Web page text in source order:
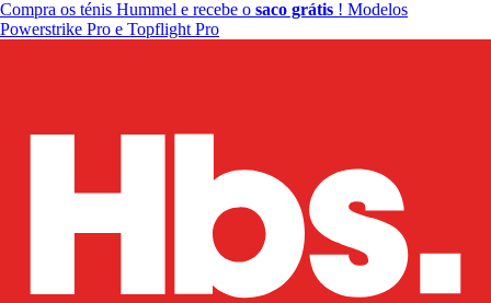
Compra os ténis Hummel e recebe o saco grátis ! Modelos
Powerstrike Pro e Topflight Pro